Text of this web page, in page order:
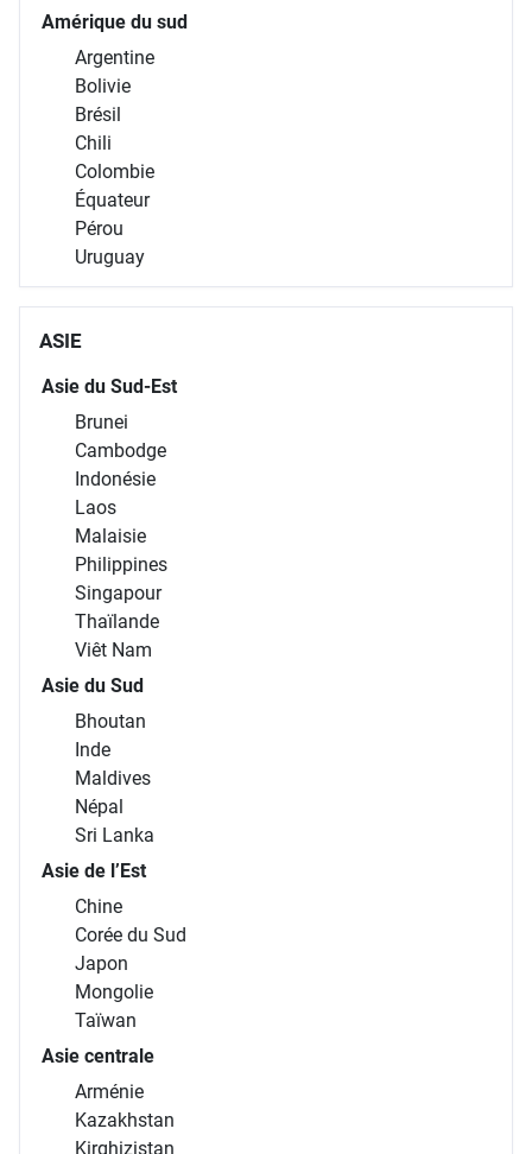
Amérique du sud
Argentine
Bolivie
Brésil
Chili
Colombie
Équateur
Pérou
Uruguay
ASIE
Asie du Sud-Est
Brunei
Cambodge
Indonésie
Laos
Malaisie
Philippines
Singapour
Thaïlande
Viêt Nam
Asie du Sud
Bhoutan
Inde
Maldives
Népal
Sri Lanka
Asie de l’Est
Chine
Corée du Sud
Japon
Mongolie
Taïwan
Asie centrale
Arménie
Kazakhstan
Kirghizistan